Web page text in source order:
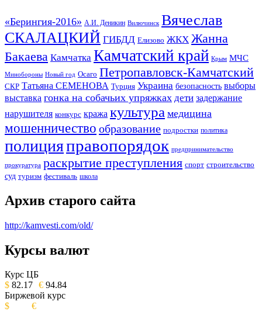
«Берингия-2016» А.И. Деникин Вилючинск Вячеслав
СКАЛАЦКИЙ ГИБДД Елизово ЖКХ Жанна
Бакаева Камчатка Камчатский край Крым МЧС
Минобороны Новый год Осаго Петропавловск-Камчатский
СКР Татьяна СЕМЕНОВА Турция Украина безопасность выборы
выставка гонка на собачьих упряжках дети задержание
нарушителя конкурс кража культура медицина
мошенничество образование подростки политика
полицияправопорядок предпринимательство
прокуратура раскрытие преступления спорт строительство
суд туризм фестиваль школа
Архив старого сайта
http://kamvesti.com/old/
ОБЩЕСТВЕННО-ПОЛИТИЧЕСКОЕ
ИЗДАНИЕ КАМЧАТСКОГО КРАЯ.
Курсы валют
Курс ЦБ
$ 82.17 € 94.84
Биржевой курс
$
€